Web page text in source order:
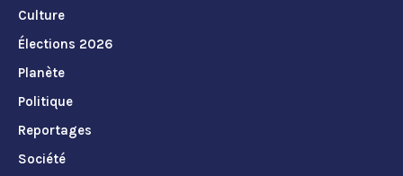
Culture
Élections 2026
Planète
Politique
Reportages
Société